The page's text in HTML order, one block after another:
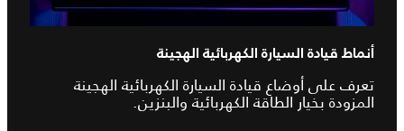
أنماط قيادة السيارة الكهربائية الهجينة
تعرف على أوضاع قيادة السيارة الكهربائية الهجينة
المزودة بخيار الطاقة الكهربائية والبنزين.